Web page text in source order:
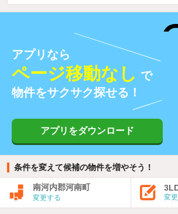
アプリなら
ページ移動なし で
物件をサクサク探せる！
アプリをダウンロード
条件を変えて候補の物件を増やそう！
南河内郡河南町
変更する 変